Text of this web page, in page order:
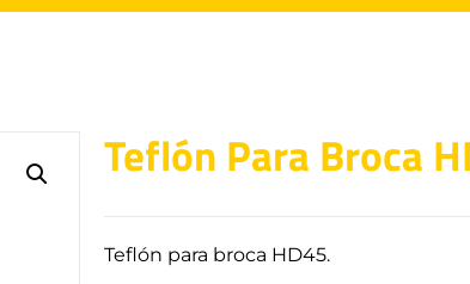
Teflón Para Broca
Teflón para broca HD45.